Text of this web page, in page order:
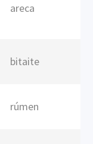
areca
bitaite
rúmen